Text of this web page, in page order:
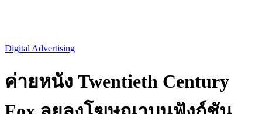
Digital Advertising
ค่ายหนัง Twentieth Century